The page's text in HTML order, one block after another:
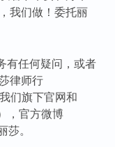
我们做！委托丽
有任何疑问，或者
律师行
们旗下官网和
，官方微博
莎。